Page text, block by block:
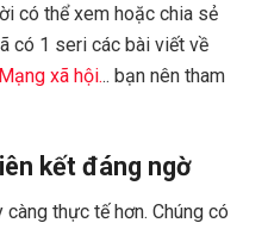
có thể xem hoặc chia sẻ
có 1 seri các bài viết về
xã hội... bạn nên tham
kết đáng ngờ
thực tế hơn. Chúng có